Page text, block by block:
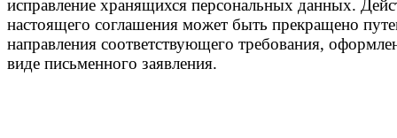
исправление хранящихся персональных данных.
настоящего соглашения может быть прекращено
направления соответствующего требования,
виде письменного заявления.